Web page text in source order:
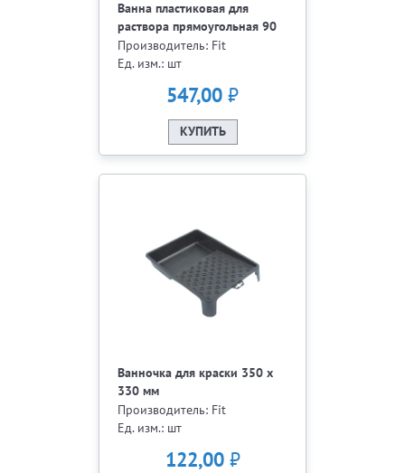
Ванна пластиковая для
раствора прямоугольная 90
л. 04097
Производитель: Fit
Ед. изм.: шт
547,00 ₽
КУПИТЬ
Ванночка для краски 350 х
330 мм
Производитель: Fit
Ед. изм.: шт
122,00₽